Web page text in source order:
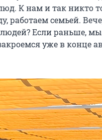
К нам и так никто
работаем семьей.
людей? Если раньше,
уже в конце